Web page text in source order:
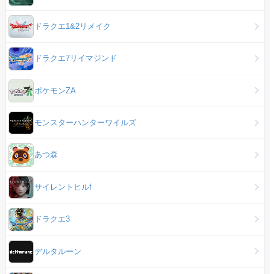
ドラクエ1&2リメイク
ドラクエ7リイマジンド
ポケモンZA
モンスターハンターワイルズ
あつ森
サイレントヒルf
ドラクエ3
デルタルーン